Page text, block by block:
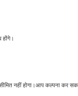
होंगे।
सीमित नहीं होगा।आप कल्पना